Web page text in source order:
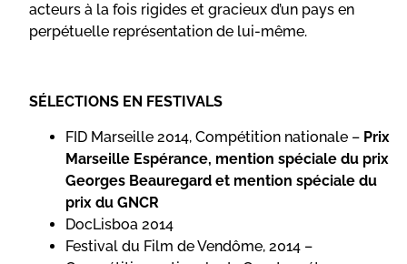
acteurs à la fois rigides et gracieux d’un pays en
perpétuelle représentation de lui-même.
SÉLECTIONS EN FESTIVALS
FID Marseille 2014, Compétition nationale – Prix
Marseille Espérance, mention spéciale du prix
Georges Beauregard et mention spéciale du
prix du GNCR
DocLisboa 2014
Festival du Film de Vendôme, 2014 –